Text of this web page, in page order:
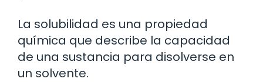
La solubilidad es una propiedad
química que describe la capacidad
de una sustancia para disolverse en
un solvente.